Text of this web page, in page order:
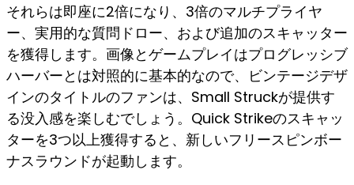
それらは即座に2倍になり、3倍のマルチプライヤ
ー、実用的な質問ドロー、および追加のスキャッター
を獲得します。画像とゲームプレイはプログレッシブ
ハーバーとは対照的に基本的なので、ビンテージデザ
インのタイトルのファンは、Small Struckが提供す
る没入感を楽しむでしょう。Quick Strikeのスキャッ
ターを3つ以上獲得すると、新しいフリースピンボー
ナスラウンドが起動します。